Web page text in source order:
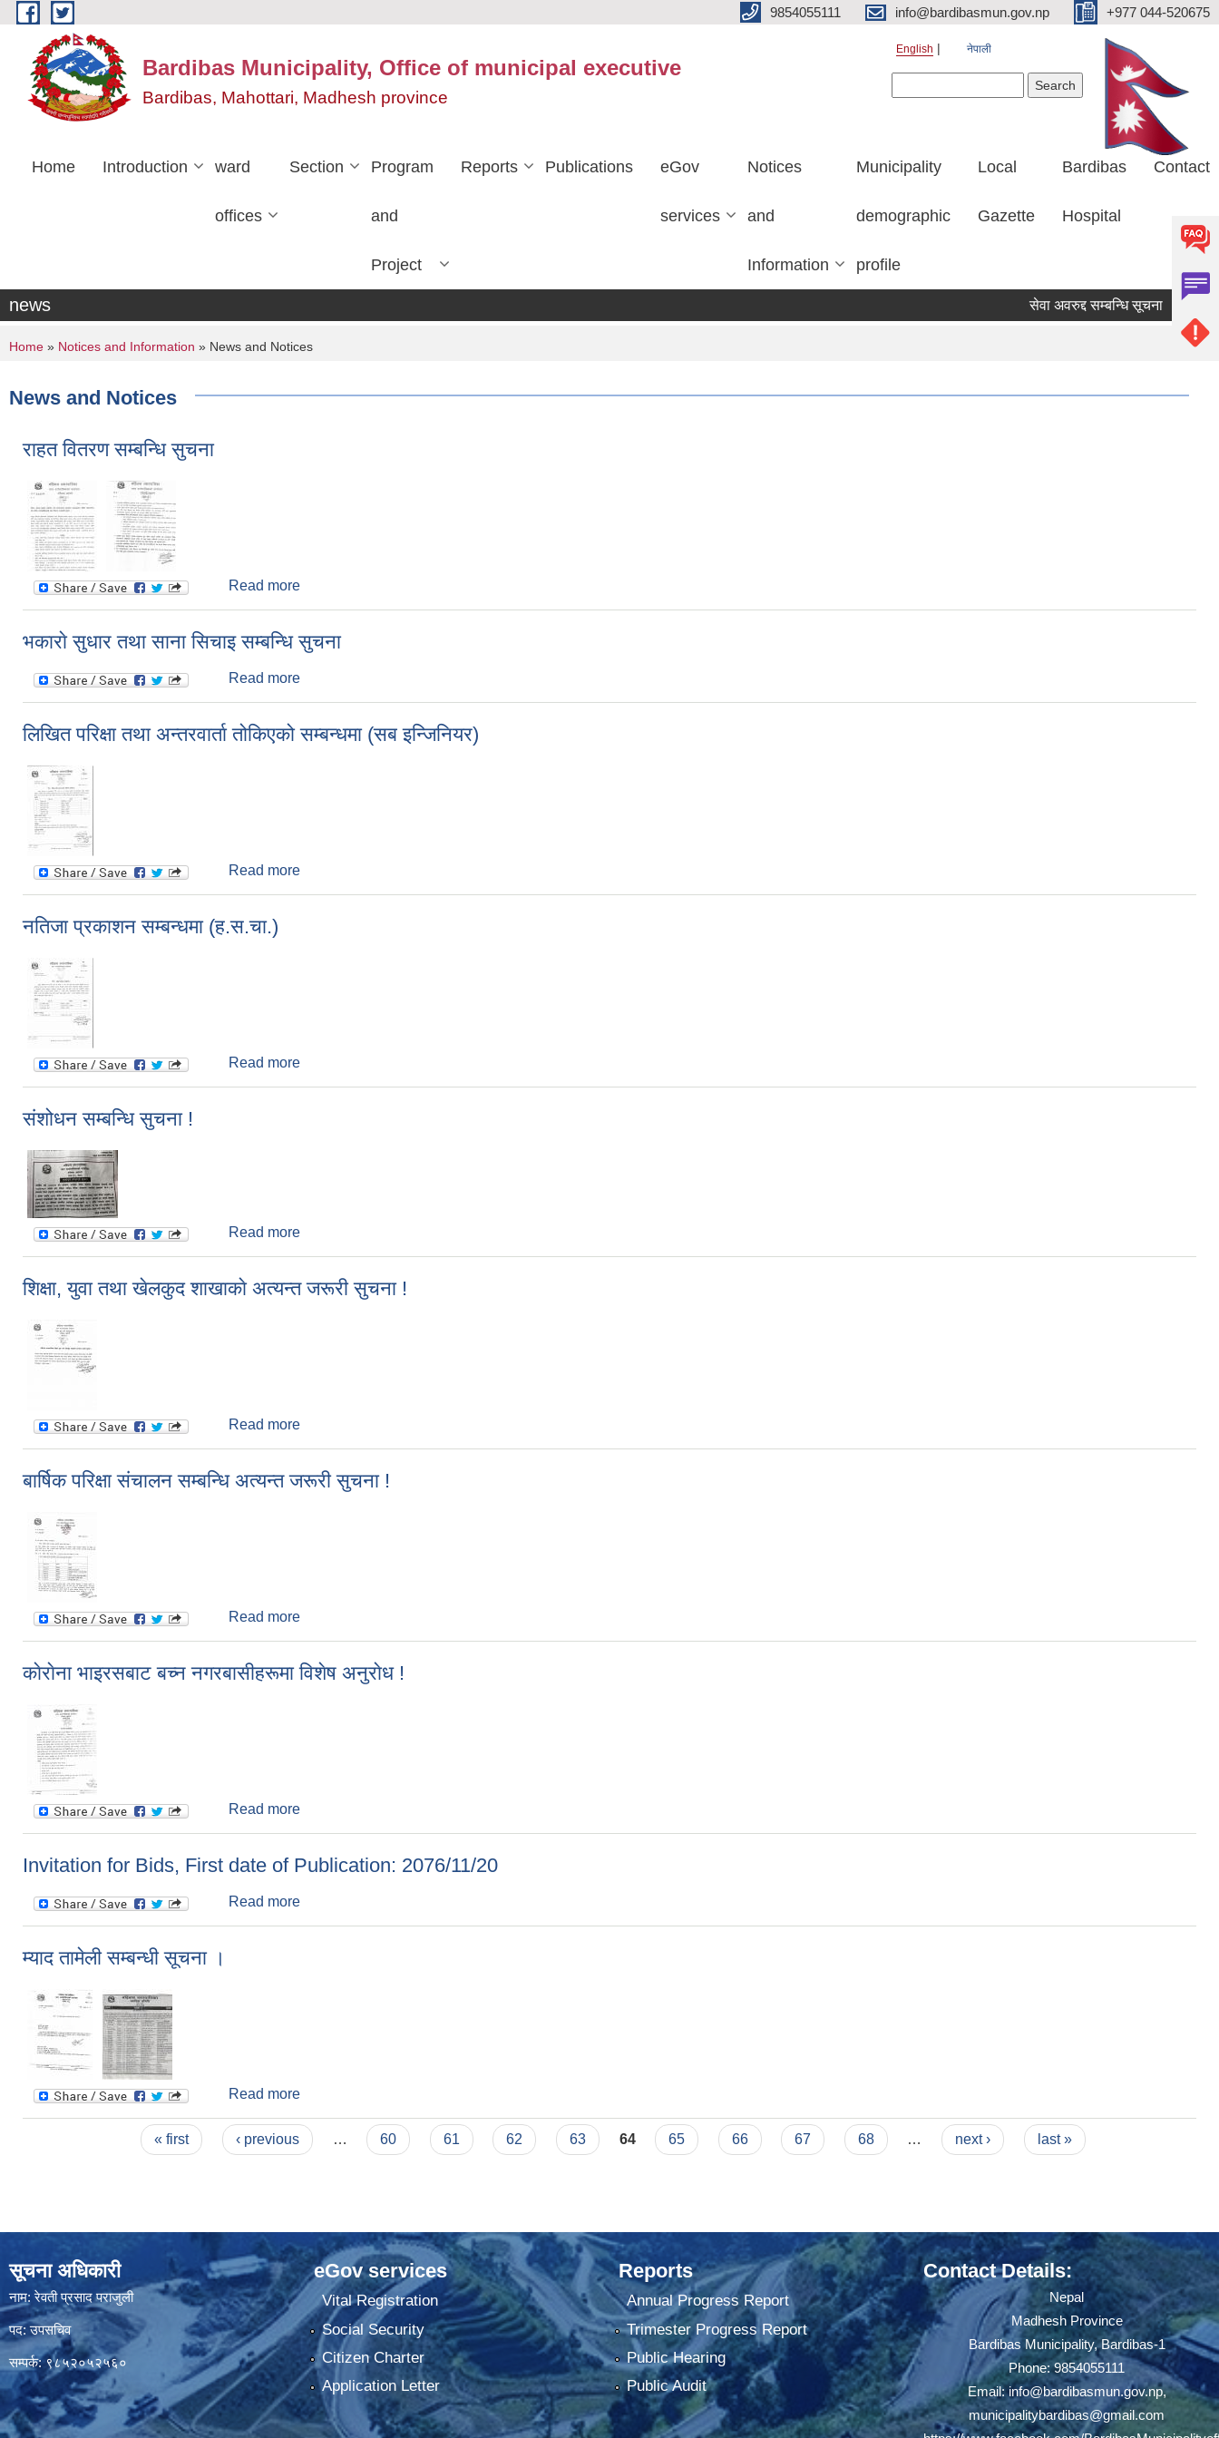
Skip to main content 9854055111 info@bardibasmun.gov.np +977 044-520675
Bardibas Municipality, Office of municipal executive
Bardibas, Mahottari, Madhesh province
English नेपाली
Home Introduction ward
offices
Section Program
and
Project
Reports Publications eGov
services
Notices
and
Information
Municipality
demographic
profile
Local
Gazette
Bardibas
Hospital
Contact
news सेवा अवरुद्द सम्बन्धि सूचना हकदावी
You are here
Home » Notices and Information » News and Notices
News and Notices
राहत वितरण सम्बन्धि सुचना
Read more
भकाराे सुधार तथा साना सिचाइ सम्बन्धि सुचना
Read more
लिखित परिक्षा तथा अन्तरवार्ता तोकिएको सम्बन्धमा (सब इन्जिनियर)
Read more
नतिजा प्रकाशन सम्बन्धमा (ह.स.चा.)
Read more
संशोधन सम्बन्धि सुचना !
Read more
शिक्षा, युवा तथा खेलकुद शाखाकाे अत्यन्त जरूरी सुचना !
Read more
बार्षिक परिक्षा संचालन सम्बन्धि अत्यन्त जरूरी सुचना !
Read more
काेराेना भाइरसबाट बच्न नगरबासीहरूमा विशेष अनुराेध !
Read more
Invitation for Bids, First date of Publication: 2076/11/20
Read more
म्याद तामेली सम्बन्धी सूचना ।
Read more
« first ‹ previous … 60 61 62 63 64 65 66 67 68 … next › last »
सूचना अधिकारी
नाम: रेवती प्रसाद पराजुली
पद: उपसचिव
सम्पर्क: ९८५२०५२५६०
eGov services
Vital Registration
Social Security
Citizen Charter
Application Letter
Reports
Annual Progress Report
Trimester Progress Report
Public Hearing
Public Audit
Contact Details:
Nepal
Madhesh Province
Bardibas Municipality, Bardibas-1
Phone: 9854055111
Email:info@bardibasmun.gov.np,
municipalitybardibas@gmail.com